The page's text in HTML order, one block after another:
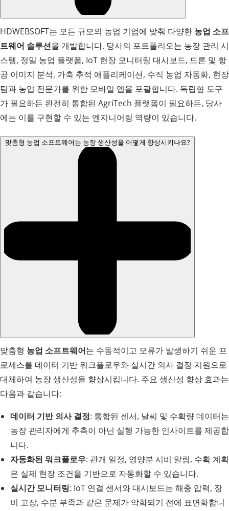
HDWEBSOFT는 모든 규모의 농업 기업에 맞춰 다양한 농업 소프
트웨어 솔루션을 개발합니다. 당사의 포트폴리오는 농장 관리 시
스템, 정밀 농업 플랫폼, IoT 현장 모니터링 대시보드, 드론 및 항
공 이미지 분석, 가축 추적 애플리케이션, 수직 농업 자동화, 현장
팀과 농업 전문가를 위한 모바일 앱을 포괄합니다. 독립형 도구
가 필요하든 완전히 통합된 AgriTech 플랫폼이 필요하든, 당사
에는 이를 구현할 수 있는 엔지니어링 역량이 있습니다.
맞춤형 농업 소프트웨어는 농장 생산성을 어떻게 향상시키나요?
맞춤형 농업 소프트웨어는 수동적이고 오류가 발생하기 쉬운 프
로세스를 데이터 기반 워크플로우와 실시간 의사 결정 지원으로
대체하여 농장 생산성을 향상시킵니다. 주요 생산성 향상 효과는
다음과 같습니다:
데이터 기반 의사 결정: 통합된 센서, 날씨 및 수확량 데이터는
농장 관리자에게 추측이 아닌 실행 가능한 인사이트를 제공합
니다.
자동화된 워크플로우: 관개 일정, 영양분 시비 알림, 수확 계획
은 실제 현장 조건을 기반으로 자동화할 수 있습니다.
실시간 모니터링: IoT 연결 센서와 대시보드는 해충 압력, 장
비 고장, 수분 부족과 같은 문제가 악화되기 전에 표면화합니